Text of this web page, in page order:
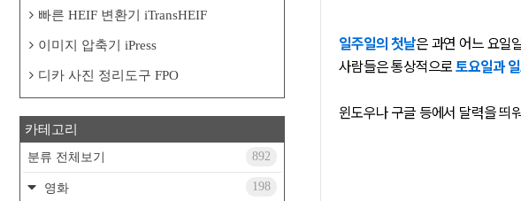
일주일의 첫날은 과연 어느 요일
사람들은 통상적으로토요일과
윈도우나 구글 등에서 달력을
빠른 HEIF 변환기 iTransHEIF
이미지 압축기 iPress
디카 사진 정리도구 FPO
카테고리
분류 전체보기 892
영화
198